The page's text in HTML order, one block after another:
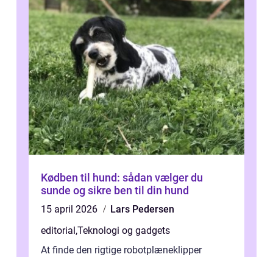
Kødben til hund: sådan vælger du
sunde og sikre ben til din hund
15 april 2026
Lars Pedersen
editorial ,Teknologi og gadgets
At finde den rigtige robotplæneklipper